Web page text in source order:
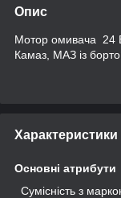
Опис
Мотор омивача 24
Камаз, МАЗ із
Характеристики
Основні атрибути
Сумісність з